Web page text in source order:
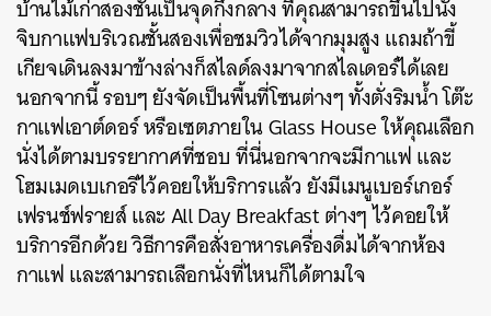
บ้านไม้เก่าสองชั้นเป็นจุดกึ่งกลาง ที่คุณสามารถขึ้นไปนั่ง
จิบกาแฟบริเวณชั้นสองเพื่อชมวิวได้จากมุมสูง แถมถ้าขี้
เกียจเดินลงมาข้างล่างก็สไลด์ลงมาจากสไลเดอร์ได้เลย
นอกจากนี้ รอบๆ ยังจัดเป็นพื้นที่โซนต่างๆ ทั้งตั่งริมน้ำ โต๊ะ
กาแฟเอาต์ดอร์ หรือเซตภายใน Glass House ให้คุณเลือก
นั่งได้ตามบรรยากาศที่ชอบ ที่นี่นอกจากจะมีกาแฟ และ
โฮมเมดเบเกอรีไว้คอยให้บริการแล้ว ยังมีเมนูเบอร์เกอร์
เฟรนช์ฟรายส์ และ All Day Breakfast ต่างๆ ไว้คอยให้
บริการอีกด้วย วิธีการคือสั่งอาหารเครื่องดื่มได้จากห้อง
กาแฟ และสามารถเลือกนั่งที่ไหนก็ได้ตามใจ